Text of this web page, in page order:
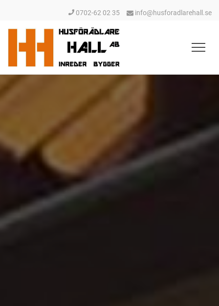
0702-62 02 35 info@husforadlarehall.se